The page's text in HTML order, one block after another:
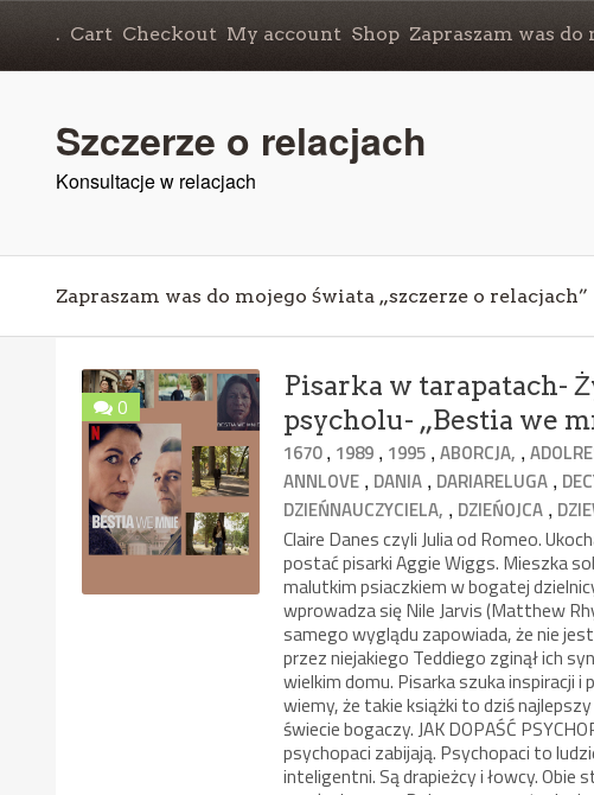
. Cart Checkout My account Shop Zapraszam was do
Szczerze o relacjach
Konsultacje w relacjach
Zapraszam was do mojego świata „szczerze o relacjach”
0
Pisarka w tarapatach-
psycholu- „Bestia we
1670, 1989 , 1995 ,ABORCJA, ,
ANNLOVE , DANIA , DARIARELUGA ,
DZIEŃNAUCZYCIELA, , DZIEŃOJCA ,
Claire Danes czyli Julia od Romeo.
postać pisarki Aggie Wiggs. Mieszka
malutkim psiaczkiem w bogatej
wprowadza się Nile Jarvis (Matthew
samego wyglądu zapowiada, że nie
przez niejakiego Teddiego zginął ich
wielkim domu. Pisarka szuka inspiracji
wiemy, że takie książki to dziś
świecie bogaczy. JAK DOPAŚĆ
psychopaci zabijają. Psychopaci to
inteligentni. Są drapieżcy i łowcy. Obie